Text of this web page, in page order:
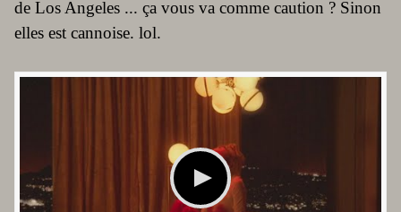
de Los Angeles ... ça vous va comme caution ? Sinon
elles est cannoise. lol.